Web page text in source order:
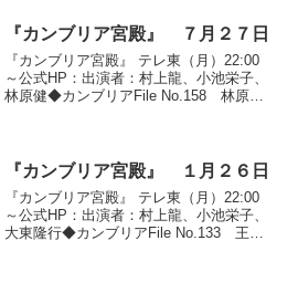
清食品社長・安藤宏基。１９４７年生...
『カンブリア宮殿』 ７月２７日
『カンブリア宮殿』 テレ東（月）22:00
～公式HP：出演者：村上龍、小池栄子、
林原健◆カンブリアFile No.158 林原グ
ん粉...
『カンブリア宮殿』 １月２６日
『カンブリア宮殿』 テレ東（月）22:00
～公式HP：出演者：村上龍、小池栄子、
大東隆行◆カンブリアFile No.133 王将